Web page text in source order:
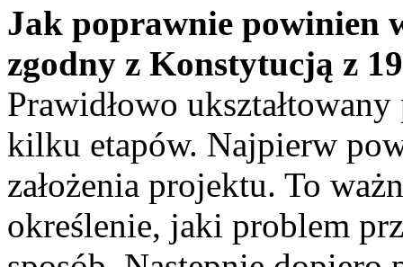
Jak poprawnie powinien
zgodny z Konstytucją z
Prawidłowo
kilku etapów. Najpierw
założenia projektu. To
określenie, jaki problem